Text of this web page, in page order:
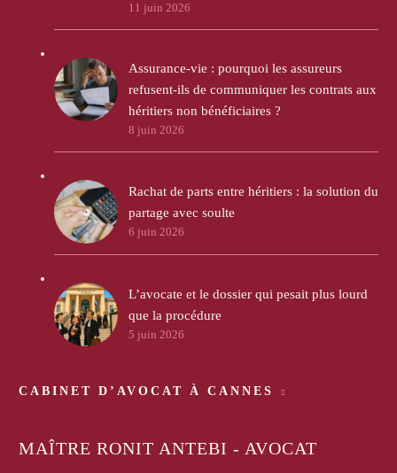
11 juin 2026
Assurance-vie : pourquoi les assureurs
refusent-ils de communiquer les contrats aux
héritiers non bénéficiaires ?
8 juin 2026
Rachat de parts entre héritiers : la solution du
partage avec soulte
6 juin 2026
L’avocate et le dossier qui pesait plus lourd
que la procédure
5 juin 2026
CABINET D’AVOCAT À CANNES
MAÎTRE RONIT ANTEBI - AVOCAT